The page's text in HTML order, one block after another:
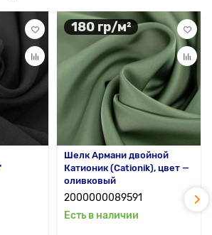
180 гр/м²
Шелк Армани двойной
Катионик (Cationik), цвет —
оливковый
2000000089591
Есть в наличии